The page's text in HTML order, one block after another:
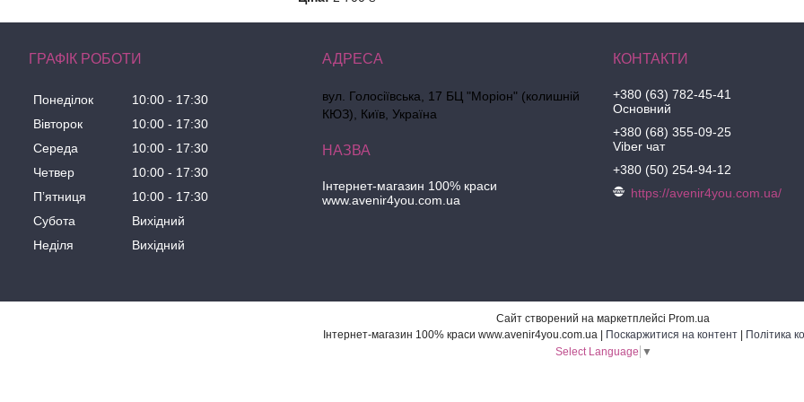
ГРАФІК РОБОТИ
Понеділок 10:00
17:30
Вівторок
10:00
17:30
Середа
10:00
17:30
Четвер
10:00
17:30
Пʼятниця
10:00
17:30
Субота
Вихідний
Неділя
Вихідний
вул. Голосіївська, 17 БЦ "Моріон" (колишній
КЮЗ), Київ, Україна
Інтернет-магазин 100% краси
www.avenir4you.com.ua
+380 (63) 782-45-41
Основний
+380 (68) 355-09-25
Viber чат
+380 (50) 254-94-12
https://avenir4you.com.ua/
Сайт створений на маркетплейсі Prom.ua
Поскаржитися на контент
Політика
Select Language ▼